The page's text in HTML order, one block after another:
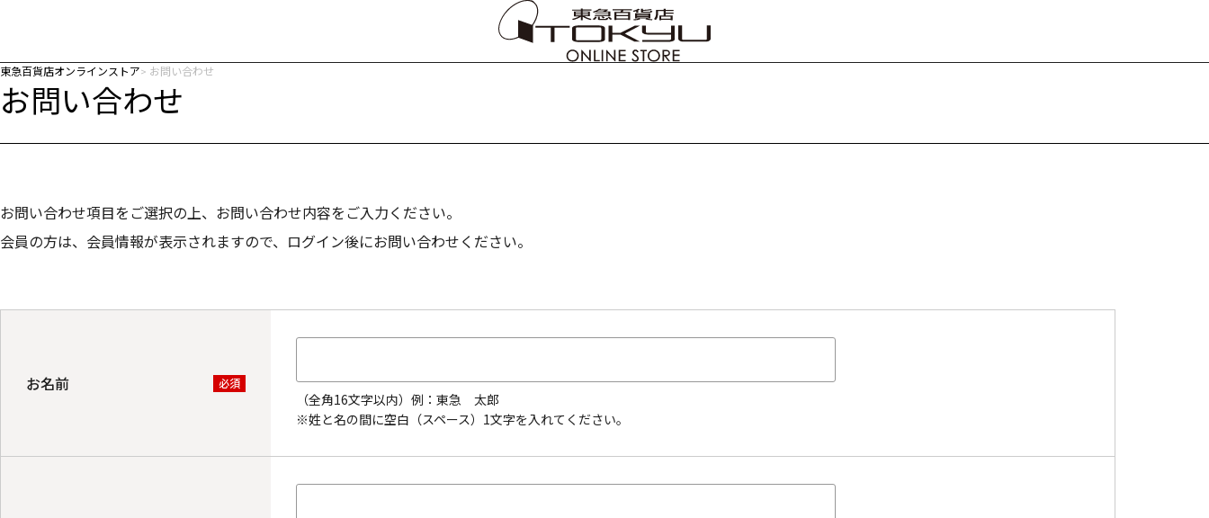
東急百貨店オンラインストア お問い合わせ
お問い合わせ
お問い合わせ項目をご選択の上、お問い合わせ内容をご入力ください。
会員の方は、会員情報が表示されますので、ログイン後にお問い合わせください。
お名前 必須
（全角16文字以内）例：東急 太郎
※姓と名の間に空白（スペース）1文字を入れてください。